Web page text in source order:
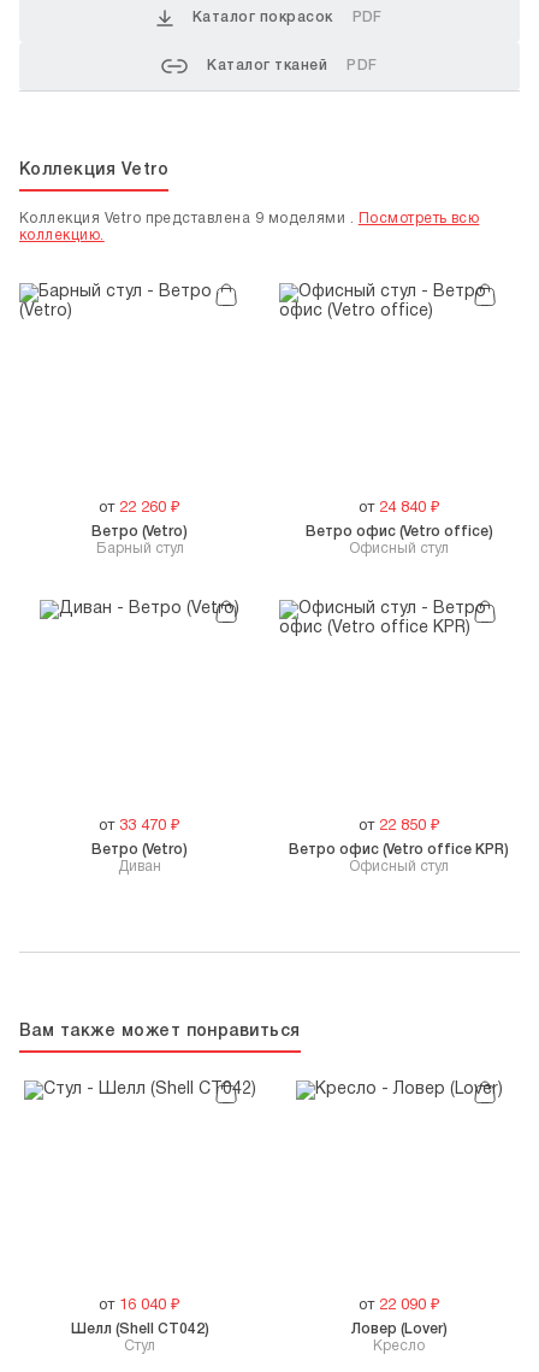
Каталог покрасок PDF
Каталог тканей PDF
Коллекция Vetro
Коллекция Vetro представлена 9 моделями .
Посмотреть всю
коллекцию.
от 22 260 ₽
Барный стул
Ветро (Vetro)
от 24 840₽
Офисный стул
Ветро офис (Vetro office)
от 33 470 ₽
Диван
Ветро (Vetro)
от 22 850₽
Офисный стул
Ветро офис (Vetro office KPR)
Вам также может понравиться
от 16 040 ₽
Стул
Шелл (Shell CT042)
от 22 090₽
Кресло
Ловер (Lover)